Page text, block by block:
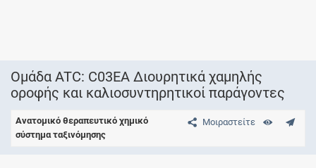
Ομάδα ATC: C03EA Διουρητικά χαμηλής
οροφής και καλιοσυντηρητικοί παράγοντες
Μοιραστείτε
Ανατομικό θεραπευτικό χημικό
σύστημα ταξινόμησης